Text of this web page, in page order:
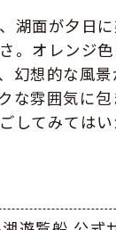
湖面が夕日
。オレンジ
幻想的な風
な雰囲気に包
してみては